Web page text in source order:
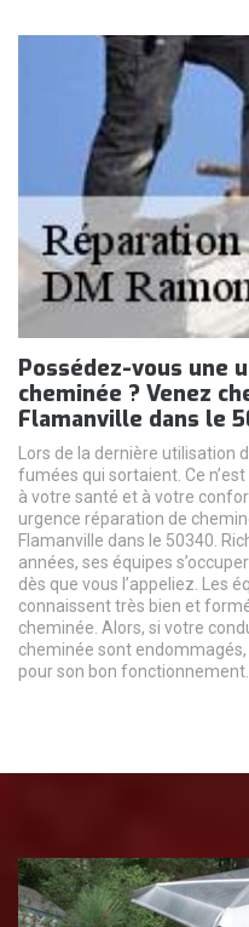
Possédez-vous une
cheminée ? Venez
Flamanville dans le
Lors de la dernière utilisation
fumées qui sortaient. Ce
à votre santé et à votre
urgence réparation de
Flamanville dans le 50340.
années, ses équipes
dès que vous l’appeliez. Les
connaissent très bien et
cheminée. Alors, si votre
cheminée sont
pour son bon